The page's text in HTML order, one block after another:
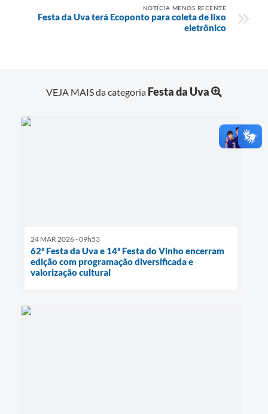
NOTÍCIA MENOS RECENTE
Festa da Uva terá Ecoponto para coleta de lixo
eletrônico
VEJA MAIS da categoria Festa da Uva
24 MAR 2026 - 09h53
62ª Festa da Uva e 14ª Festa do Vinho encerram
edição com programação diversificada e
valorização cultural